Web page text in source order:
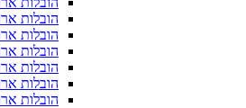
הובלות ארון באלעד
הובלות ארון באופקים
הובלות ארון ביהוד מונוסון
הובלות ארון בקריית מלאכי
הובלות ארון בקריית גת
הובלות ארון באילת